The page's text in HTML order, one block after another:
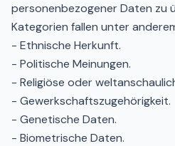
personenbezogener Daten zu
Kategorien fallen unter
- Ethnische Herkunft.
- Politische Meinungen.
- Religiöse oder
- Gewerkschaftszugehörigkeit.
- Genetische Daten.
- Biometrische Daten.